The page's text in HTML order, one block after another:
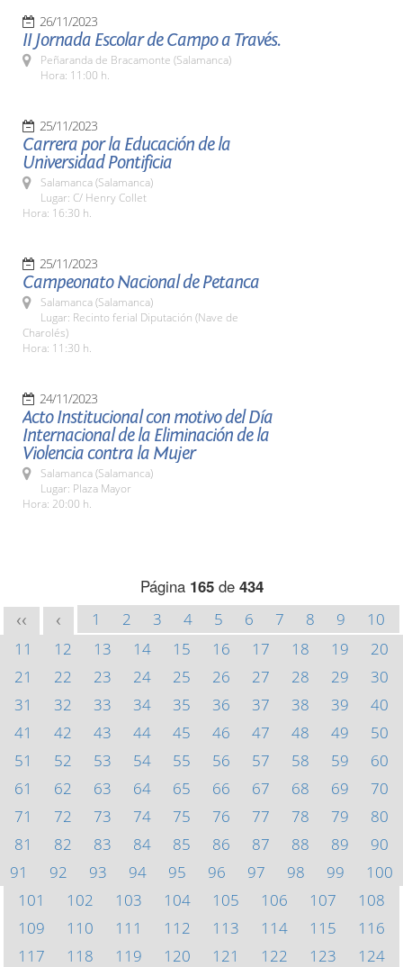
26/11/2023
II Jornada Escolar de Campo a Través.
Peñaranda de Bracamonte (Salamanca)
Hora: 11:00 h.
25/11/2023
Carrera por la Educación de la
Universidad Pontificia
Salamanca (Salamanca)
Lugar: C/ Henry Collet
Hora: 16:30 h.
25/11/2023
Campeonato Nacional de Petanca
Salamanca (Salamanca)
Lugar: Recinto ferial Diputación (Nave de
Charolés)
Hora: 11:30 h.
24/11/2023
Acto Institucional con motivo del Día
Internacional de la Eliminación de la
Violencia contra la Mujer
Salamanca (Salamanca)
Lugar: Plaza Mayor
Hora: 20:00 h.
Página 165de 434
<< < 1 2 3 4 5 6 7 8 9
10
11
12 13 14 15 16 17 18 19
20
21
22 23 24 25 26 27 28 29
30
31
32 33 34 35 36 37 38 39
40
41
42 43 44 45 46 47 48 49
50
51
52 53 54 55 56 57 58 59
60
61
62 63 64 65 66 67 68 69
70
71
72 73 74 75 76 77 78 79
80
81
82 83 84 85 86 87 88 89
90
91
92 93 94 95 96 97 98 99
100
101
102 103 104 105 106 107
108
109
110 111 112 113 114 115
116
117
118 119 120 121 122 123
124